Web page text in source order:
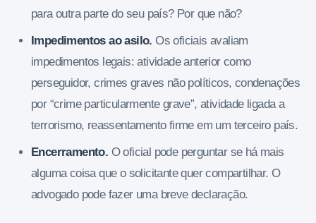
para outra parte do seu país? Por que não?
Impedimentos ao asilo. Os oficiais avaliam
impedimentos legais: atividade anterior como
perseguidor, crimes graves não políticos, condenações
por “crime particularmente grave”, atividade ligada a
terrorismo, reassentamento firme em um terceiro país.
Encerramento. O oficial pode perguntar se há mais
alguma coisa que o solicitante quer compartilhar. O
advogado pode fazer uma breve declaração.